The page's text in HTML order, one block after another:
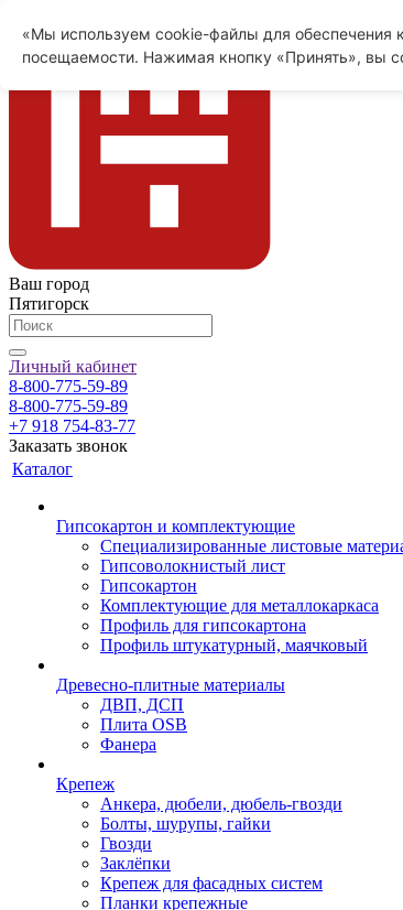
Ваш город
Пятигорск
Личный кабинет
8-800-775-59-89
8-800-775-59-89
+7 918 754-83-77
Заказать звонок
Каталог
Гипсокартон и комплектующие
Специализированные листовые
Гипсоволокнистый лист
Гипсокартон
Комплектующие для металлокаркаса
Профиль для гипсокартона
Профиль штукатурный, маячковый
Древесно-плитные материалы
ДВП, ДСП
Плита OSB
Фанера
Крепеж
Анкера, дюбели, дюбель-гвозди
Болты, шурупы, гайки
Гвозди
Заклёпки
Крепеж для фасадных систем
Планки крепежные
«Мы используем cookie-файлы для обеспечения
посещаемости. Нажимая кнопку «Принять», вы